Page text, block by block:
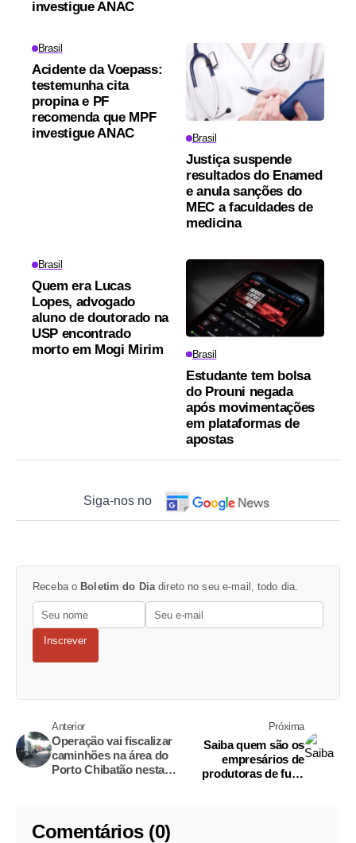
investigue ANAC
Brasil
Acidente da Voepass:
testemunha cita
propina e PF
recomenda que MPF
investigue ANAC
Brasil
Justiça suspende
resultados do Enamed
e anula sanções do
MEC a faculdades de
medicina
Brasil
Quem era Lucas
Lopes, advogado
aluno de doutorado na
USP encontrado
morto em Mogi Mirim
Brasil
Estudante tem bolsa
do Prouni negada
após movimentações
em plataformas de
apostas
Siga-nos no
Receba o Boletim do Dia direto no seu e-mail, todo dia.
Inscrever
Anterior
Operação vai fiscalizar
caminhões na área do
Porto Chibatão nesta
Próxima
Saiba quem são os
empresários de
produtoras de funk
Comentários (0)